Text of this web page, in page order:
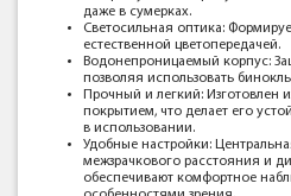
даже в сумерках.
Светосильная оптика:
естественной цветопередачей.
Водонепроницаемый корпус:
позволяя использовать
Прочный и легкий: Изготовлен
покрытием, что делает его
в использовании.
Удобные настройки:
межзрачкового расстояния и
обеспечивают комфортное